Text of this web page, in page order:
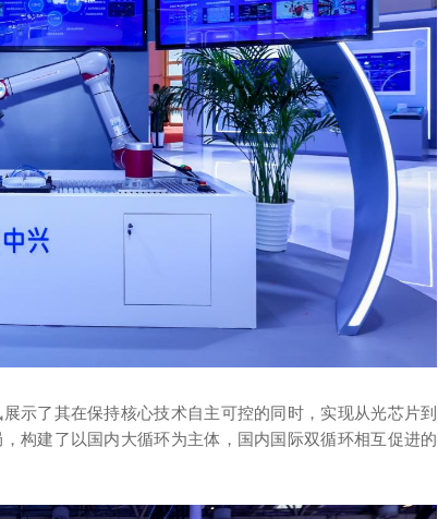
示了其在保持核心技术自主可控的同时，实现从光芯片到
构建了以国内大循环为主体，国内国际双循环相互促进的